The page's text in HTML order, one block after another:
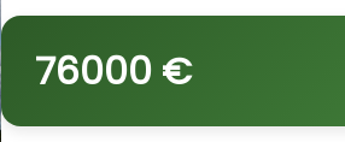
76000 €